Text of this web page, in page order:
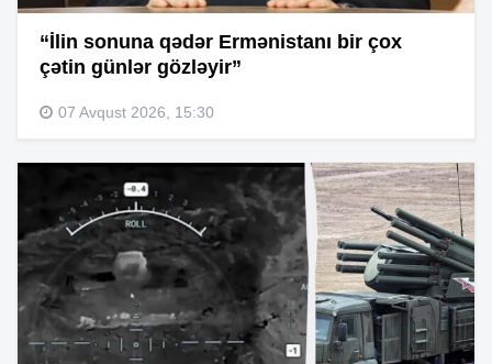
“İlin sonuna qədər Ermənistanı bir çox
çətin günlər gözləyir”
07 Avqust 2026, 15:30